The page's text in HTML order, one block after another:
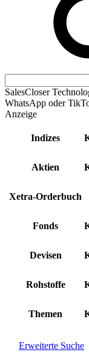
SalesCloser
WhatsApp oder
Anzeige
Indizes
Aktien
Xetra-Orderbuch
Fonds
Devisen
Rohstoffe
Themen
Erweiterte Suche